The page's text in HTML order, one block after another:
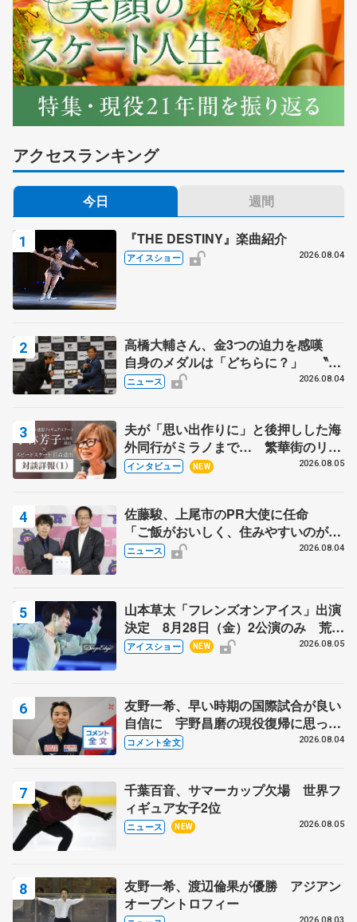
アクセスランキング
今日 週間
『THE DESTINY』楽曲紹介
アイスショー 2026.08.04
高橋大輔さん、金3つの迫力を感嘆
自身のメダルは「どちらに？」 〝リ
ス兄弟〟オリンピック3連覇の野村忠
ニュース 2026.08.04
夫が「思い出作りに」と後押しした海
外同行がミラノまで… 繁華街のリン
クでは不良のお兄さんも味方に 小林
インタビュー NEW 2026.08.05
佐藤駿、上尾市のPR大使に任命
「ご飯がおいしく、住みやすいのが魅
力」
ニュース 2026.08.04
山本草太「フレンズオンアイス」出演
決定 8月28日（金）2公演のみ 荒川
静香さんプロデュース、20周年のアイ
アイスショー NEW 2026.08.05
友野一希、早い時期の国際試合が良い
自信に 宇野昌磨の現役復帰に思って
いること 【アジアンオープントロフ
コメント全文 2026.08.04
千葉百音、サマーカップ欠場 世界フ
ィギュア女子2位
ニュース NEW 2026.08.05
友野一希、渡辺倫果が優勝 アジアン
オープントロフィー